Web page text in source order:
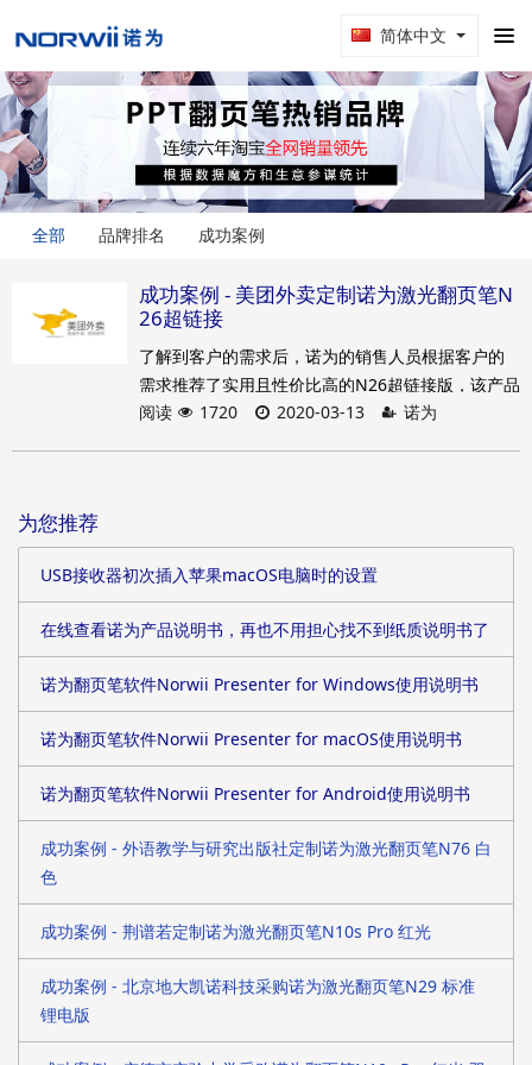
简体中文
全部 品牌排名 成功案例
成功案例 - 美团外卖定制诺为激光翻页笔N
26超链接
了解到客户的需求后，诺为的销售人员根据客户的
需求推荐了实用且性价比高的N26超链接版，该产品
不仅可以解决培训时远距离操作课件的上翻页和下
阅读 1720 2020-03-13 诺为
为您推荐
USB接收器初次插入苹果macOS电脑时的设置
在线查看诺为产品说明书，再也不用担心找不到纸质说明书了
诺为翻页笔软件Norwii Presenter for Windows使用说明书
诺为翻页笔软件Norwii Presenter for macOS使用说明书
诺为翻页笔软件Norwii Presenter for Android使用说明书
成功案例 - 外语教学与研究出版社定制诺为激光翻页笔N76 白
色
成功案例 - 荆谱若定制诺为激光翻页笔N10s Pro 红光
成功案例 - 北京地大凯诺科技采购诺为激光翻页笔N29 标准
锂电版